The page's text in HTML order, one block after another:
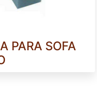
PARA SOFA